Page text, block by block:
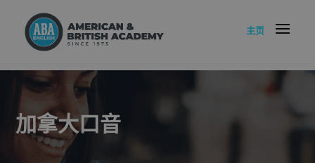
主页
加拿大口音